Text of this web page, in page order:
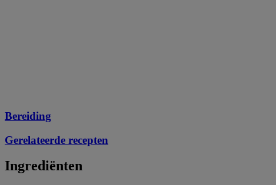
Bereiding
Gerelateerde recepten
Ingrediënten